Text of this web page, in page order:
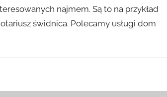
najmem. Są to na przykład
świdnica. Polecamy usługi dom